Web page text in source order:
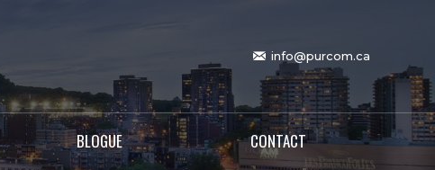
info@purcom.ca
BLOGUE CONTACT